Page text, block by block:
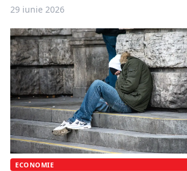
29 iunie 2026
ECONOMIE